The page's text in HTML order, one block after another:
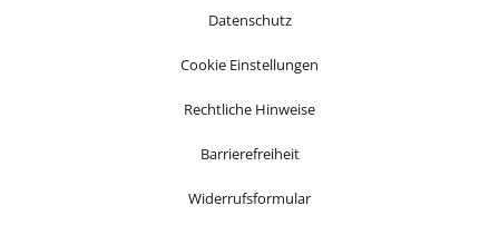
Datenschutz
Cookie Einstellungen
Rechtliche Hinweise
Barrierefreiheit
Widerrufsformular